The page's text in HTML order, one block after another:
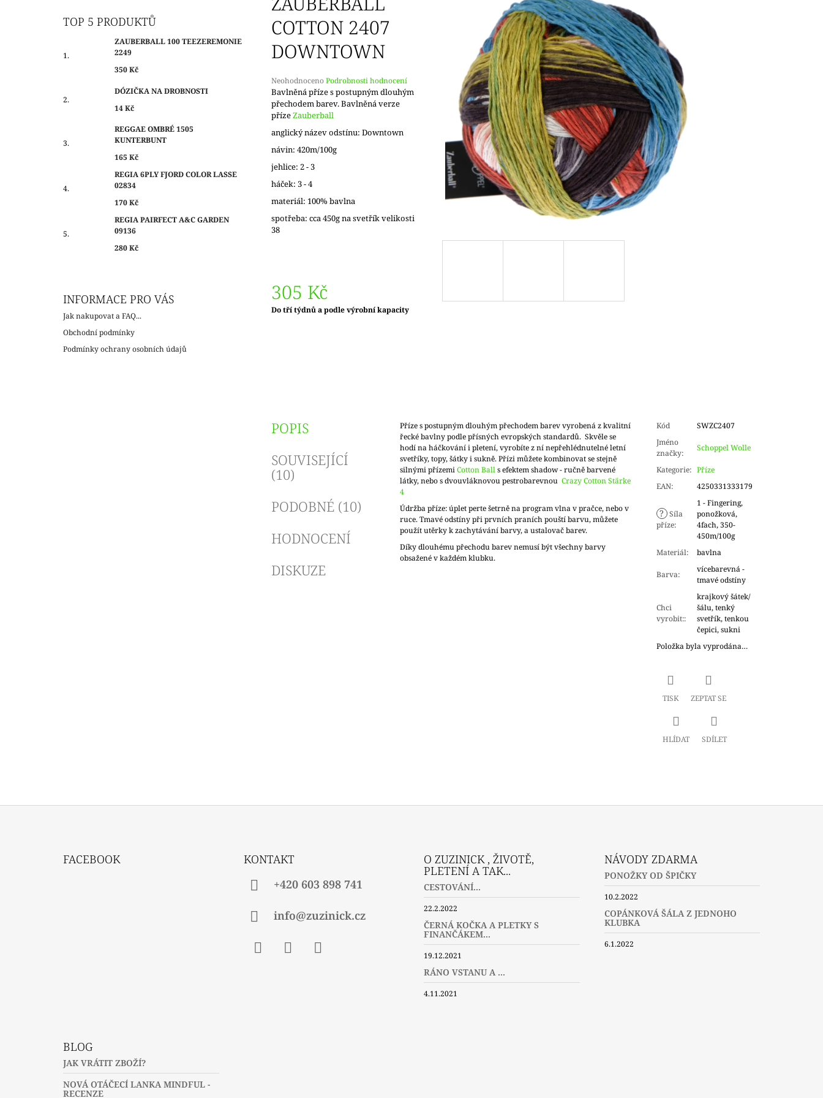
TOP 5 PRODUKTŮ
ZAUBERBALL 100 TEEZEREMONIE
2249
350 Kč
DÓZIČKA NA DROBNOSTI
14 Kč
REGGAE OMBRÉ 1505
KUNTERBUNT
165 Kč
REGIA 6PLY FJORD COLOR LASSE
02834
170 Kč
REGIA PAIRFECT A&C GARDEN
09136
280 Kč
INFORMACE PRO VÁS
Jak nakupovat a FAQ...
Obchodní podmínky
Podmínky ochrany osobních údajů
COTTON 2407
DOWNTOWN
Průměrné
hodnocení
produktu
je
0,0
z
5
NeohodnocenoPodrobnosti hodnocení
Bavlněná příze s postupným dlouhým
přechodem barev. Bavlněná verze
přízeZauberball
anglický název odstínu: Downtown
návin: 420m/100g
jehlice: 2 - 3
háček: 3 - 4
materiál: 100% bavlna
spotřeba: cca 450g na svetřík velikosti
38
305 Kč
Měrná
Do tří týdnů a podle výrobní kapacity
POPIS
SOUVISEJÍCÍ
(10)
PODOBNÉ (10)
HODNOCENÍ
DISKUZE
Příze s postupným dlouhým přechodem barev vyrobená z kvalitní
řecké bavlny podle přísných evropských standardů. Skvěle se
hodí na háčkování i pletení, vyrobíte z ní nepřehlédnutelné letní
svetříky, topy, šátky i sukně. Přízi můžete kombinovat se stejně
silnými přízemiCotton Balls efektem shadow - ručně barvené
látky, nebo s dvouvláknovou pestrobarevnou Crazy Cotton Stärke
4
Údržba příze: úplet perte šetrně na program vlna v pračce, nebo v
ruce. Tmavé odstíny při prvních praních pouští barvu, můžete
použít utěrky k zachytávání barvy, a ustalovač barev.
Díky dlouhému přechodu barev nemusí být všechny barvy
obsažené v každém klubku.
Kód
SWZC2407
Jméno
značky:
Schoppel Wolle
Kategorie: Příze
EAN: 4250331333179
? Síla
příze:
1 - Fingering,
ponožková,
4fach, 350-
450m/100g
Materiál: bavlna
Barva:
vícebarevná -
tmavé odstíny
Chci
vyrobit::
krajkový šátek/
šálu, tenký
svetřík, tenkou
čepici, sukni
Položka byla vyprodána…
TISK ZEPTAT SE
HLÍDAT SDÍLET
FACEBOOK
KONTAKT
+420 603 898 741
info@zuzinick.cz
O ZUZINICK , ŽIVOTĚ,
PLETENÍ A TAK...
CESTOVÁNÍ...
22.2.2022
ČERNÁ KOČKA A PLETKY S
FINANČÁKEM...
19.12.2021
RÁNO VSTANU A ...
4.11.2021
NÁVODY ZDARMA
PONOŽKY OD ŠPIČKY
10.2.2022
COPÁNKOVÁ ŠÁLA Z JEDNOHO
KLUBKA
6.1.2022
BLOG
JAK VRÁTIT ZBOŽÍ?
NOVÁ OTÁČECÍ LANKA MINDFUL -
RECENZE